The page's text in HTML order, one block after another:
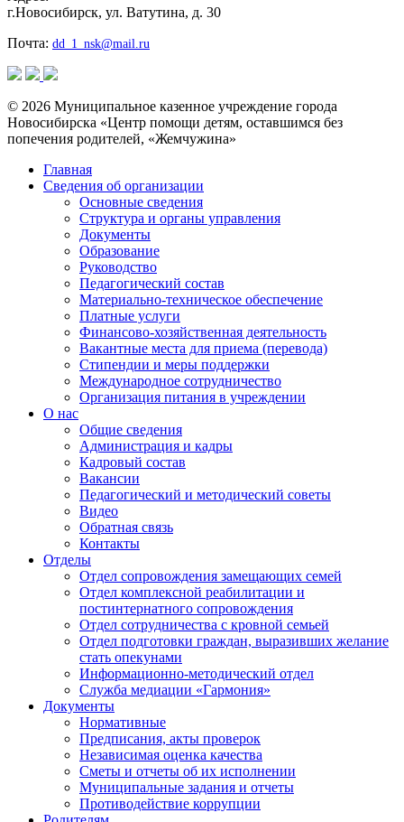
г.Новосибирск, ул. Ватутина, д. 30
Почта: dd_1_nsk@mail.ru
© 2026 Муниципальное казенное учреждение города
Новосибирска «Центр помощи детям, оставшимся без
попечения родителей, «Жемчужина»
Главная
Сведения об организации
Основные сведения
Структура и органы управления
Документы
Образование
Руководство
Педагогический состав
Материально-техническое обеспечение
Платные услуги
Финансово-хозяйственная деятельность
Вакантные места для приема (перевода)
Стипендии и меры поддержки
Международное сотрудничество
Организация питания в учреждении
О нас
Общие сведения
Администрация и кадры
Кадровый состав
Вакансии
Педагогический и методический советы
Видео
Обратная связь
Контакты
Отделы
Отдел сопровождения замещающих семей
Отдел комплексной реабилитации и
постинтернатного сопровождения
Отдел сотрудничества с кровной семьей
Отдел подготовки граждан, выразивших желание
стать опекунами
Информационно-методический отдел
Служба медиации «Гармония»
Документы
Нормативные
Предписания, акты проверок
Независимая оценка качества
Сметы и отчеты об их исполнении
Муниципальные задания и отчеты
Противодействие коррупции